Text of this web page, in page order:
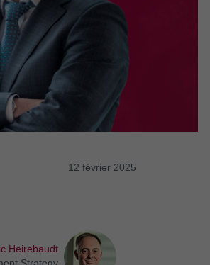
12 février 2025
Heirebaudt